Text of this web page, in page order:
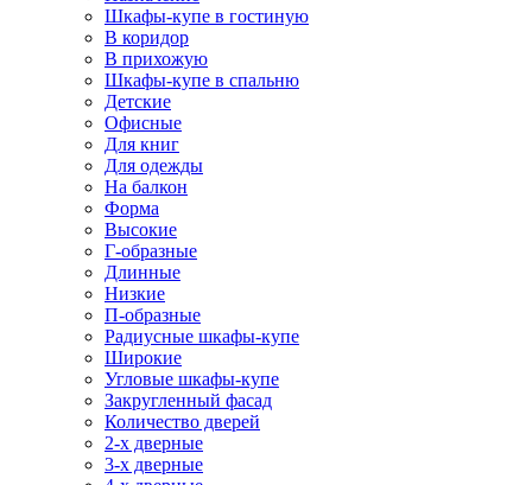
Шкафы-купе в гостиную
В коридор
В прихожую
Шкафы-купе в спальню
Детские
Офисные
Для книг
Для одежды
На балкон
Форма
Высокие
Г-образные
Длинные
Низкие
П-образные
Радиусные шкафы-купе
Широкие
Угловые шкафы-купе
Закругленный фасад
Количество дверей
2-х дверные
3-х дверные